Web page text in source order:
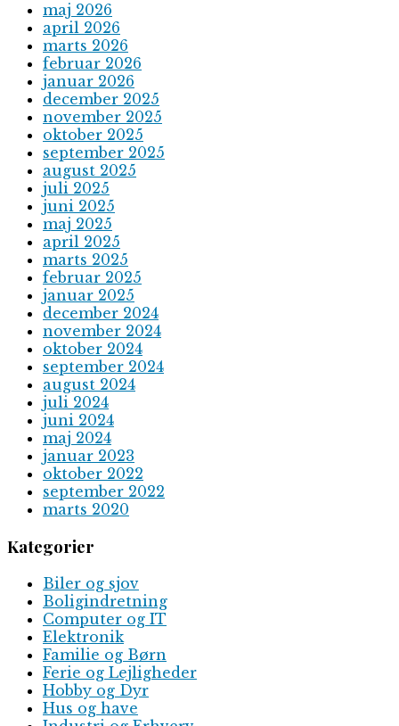
maj 2026
april 2026
marts 2026
februar 2026
januar 2026
december 2025
november 2025
oktober 2025
september 2025
august 2025
juli 2025
juni 2025
maj 2025
april 2025
marts 2025
februar 2025
januar 2025
december 2024
november 2024
oktober 2024
september 2024
august 2024
juli 2024
juni 2024
maj 2024
januar 2023
oktober 2022
september 2022
marts 2020
Kategorier
Biler og sjov
Boligindretning
Computer og IT
Elektronik
Familie og Børn
Ferie og Lejligheder
Hobby og Dyr
Hus og have